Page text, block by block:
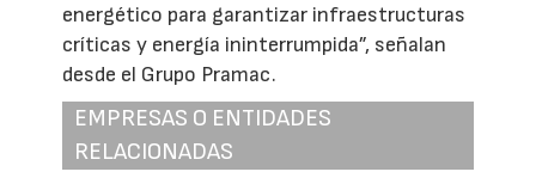
energético para garantizar infraestructuras
críticas y energía ininterrumpida”, señalan
desde el Grupo Pramac.
EMPRESAS O ENTIDADES
RELACIONADAS